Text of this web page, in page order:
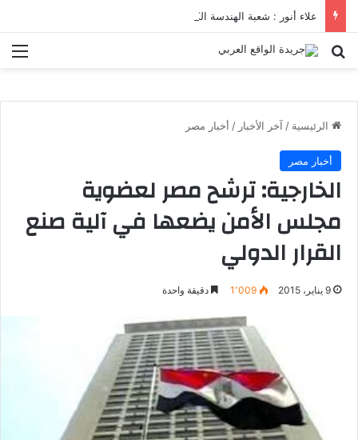
بحث عن
الرئيسية / آخر الأخبار / أخبار مصر
أخبار مصر
الخارجية: ترشح مصر لعضوية
مجلس الأمن يضعها في آلية صنع
القرار الدولي
9 يناير، 2015 1٬009 دقيقة واحدة